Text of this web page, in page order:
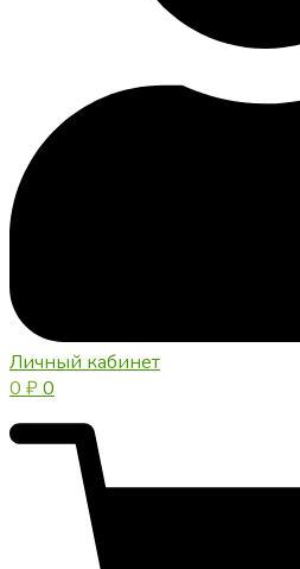
Личный кабинет
0 ₽0